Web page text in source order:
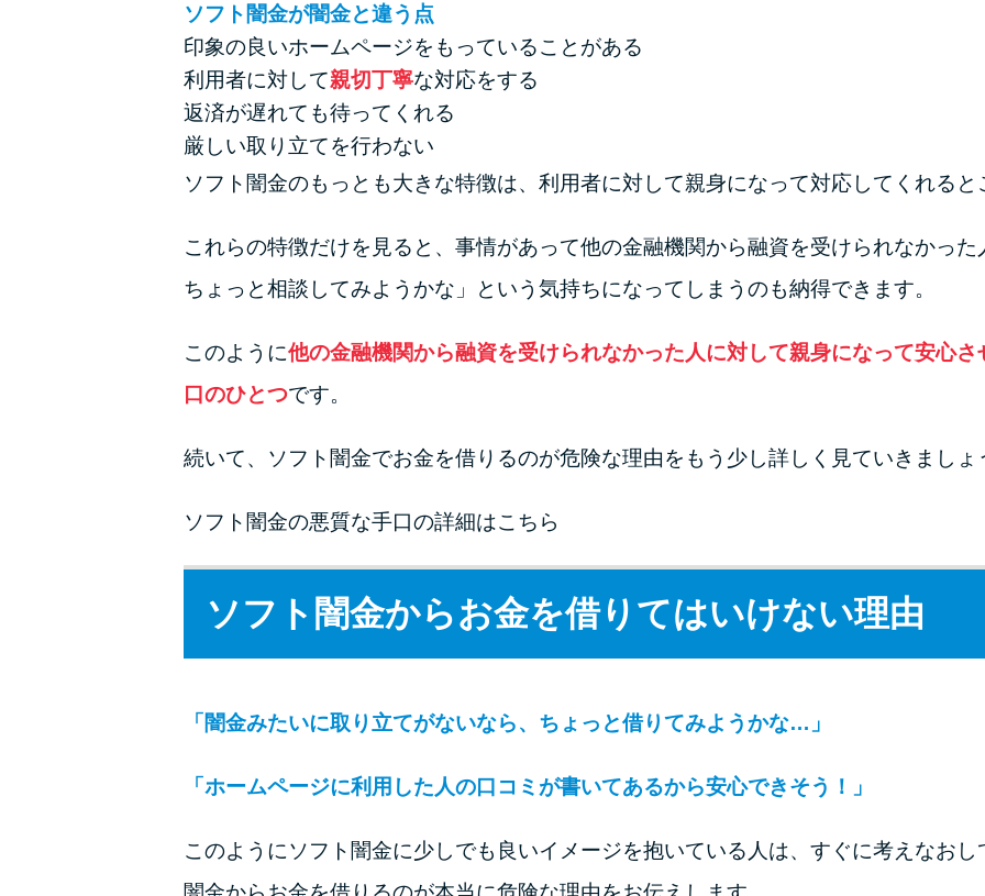
ソフト闇金が闇金と違う点
印象の良いホームページをもっていることがある
利用者に対して親切丁寧な対応をする
返済が遅れても待ってくれる
厳しい取り立てを行わない
ソフト闇金のもっとも大きな特徴は、利用者に対して親身になって対応してくれると
これらの特徴だけを見ると、事情があって他の金融機関から融資を受けられなかっ
ちょっと相談してみようかな」という気持ちになってしまうのも納得できます。
このように他の金融機関から融資を受けられなかった人に対して親身になって安心
口のひとつです。
続いて、ソフト闇金でお金を借りるのが危険な理由をもう少し詳しく見ていきましょ
ソフト闇金の悪質な手口の詳細はこちら
ソフト闇金からお金を借りてはいけない理由
「闇金みたいに取り立てがないなら、ちょっと借りてみようかな…」
「ホームページに利用した人の口コミが書いてあるから安心できそう！」
このようにソフト闇金に少しでも良いイメージを抱いている人は、すぐに考えなお